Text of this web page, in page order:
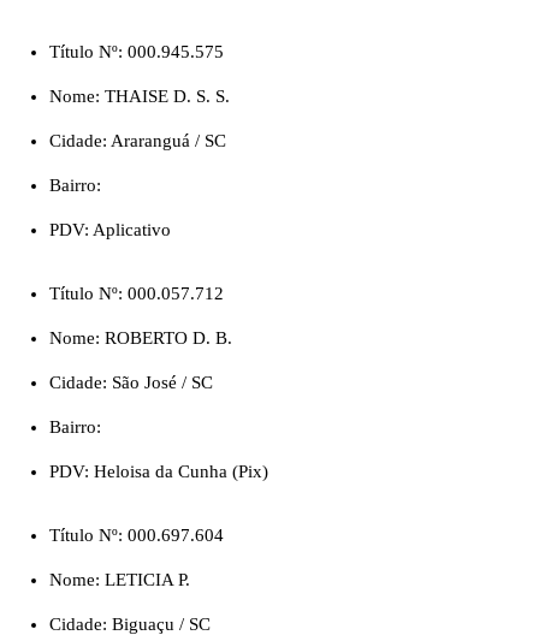
Título Nº: 000.945.575
Nome: THAISE D. S. S.
Cidade: Araranguá / SC
Bairro:
PDV: Aplicativo
Título Nº: 000.057.712
Nome: ROBERTO D. B.
Cidade: São José / SC
Bairro:
PDV: Heloisa da Cunha (Pix)
Título Nº: 000.697.604
Nome: LETICIA P.
Cidade: Biguaçu / SC